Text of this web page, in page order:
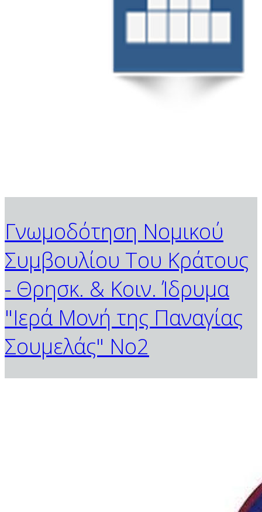
Γνωμοδότηση Νομικού
Συμβουλίου Του Κράτους
- Θρησκ. & Κοιν. Ίδρυμα
"Ιερά Μονή της Παναγίας
Σουμελάς" Νο2